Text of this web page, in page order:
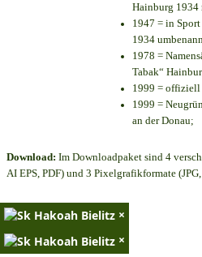
Hainburg
1947 = in
1934
1978 =
Tabak“
1999 = offiziell
1999 =
an der Donau;
Download: Im Downloadpaket sind 4
AI EPS, PDF) und 3 Pixelgrafikformate
×
×